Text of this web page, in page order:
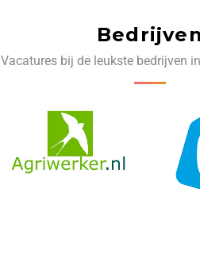
Bedrijven
Vacatures bij de leukste bedrijven